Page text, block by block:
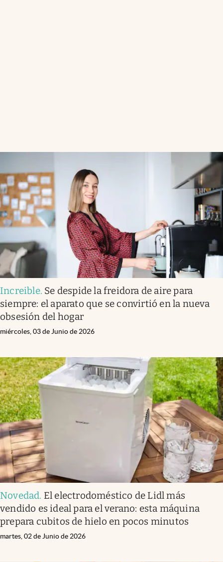
Increible. Se despide la freidora de aire para
siempre: el aparato que se convirtió en la nueva
obsesión del hogar
miércoles, 03 de Junio de 2026
Novedad. El electrodoméstico de Lidl más
vendido es ideal para el verano: esta máquina
prepara cubitos de hielo en pocos minutos
martes, 02 de Junio de 2026